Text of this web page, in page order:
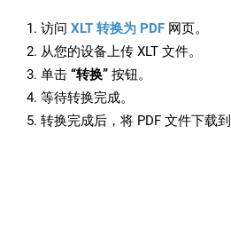
访问 XLT 转换为 PDF 网页。
从您的设备上传 XLT 文件。
单击 “转换” 按钮。
等待转换完成。
转换完成后，将 PDF 文件下载到